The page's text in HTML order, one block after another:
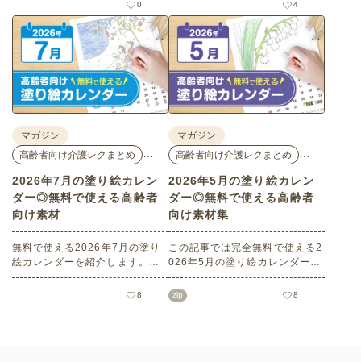
い出のイラストなど、使いやす
いレクリエーション素材満載で
す！商用フリーで無料のためお
気軽にさまざまなシーンでお使
いいただけます。
0
い出のイラストなど、使いやす
い素材満載です！商用フリーで
無料のためお気軽にさまざまな
シーンでお使いいただけます。
4
マガジン
高齢者向け介護レクまとめ
2026年7月の塗り絵カレン
ダー◎無料で使える高齢者
向け素材
無料で使える2026年7月の塗り
絵カレンダーを紹介します。子
どもから高齢者までどなたでも
お使いいただけて、花や植物な
8
マガジン
高齢者向け介護レクまとめ
2026年5月の塗り絵カレン
ダー◎無料で使える高齢者
向け素材集
この記事では完全無料で使える2
026年5月の塗り絵カレンダーを
ご紹介します。こどもの日や母
の日などの季節感を感じられる
zip 8